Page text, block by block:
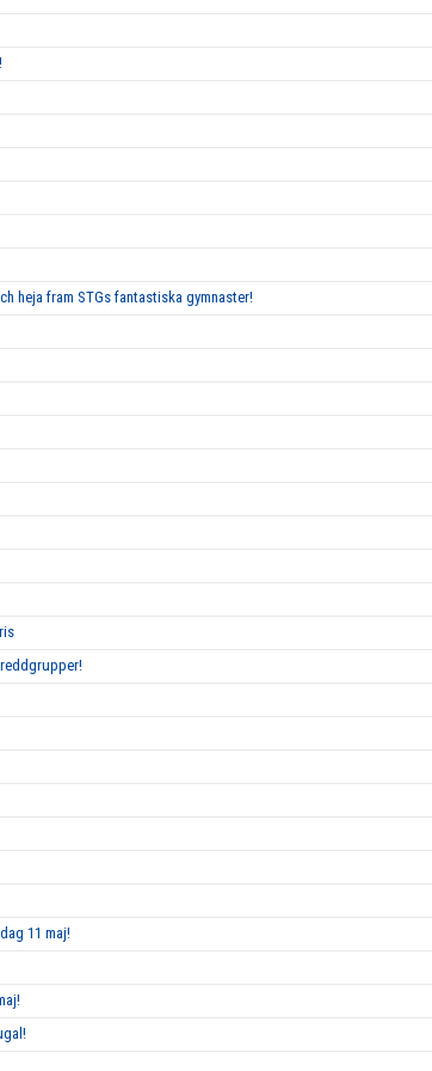
heja fram STGs fantastiska gymnaster!
11 maj!